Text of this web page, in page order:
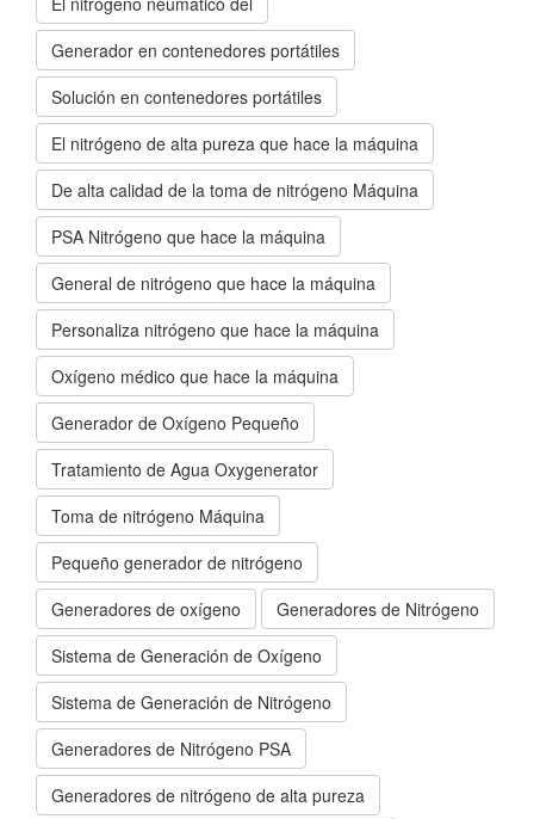
Generador en contenedores portátiles
Solución en contenedores portátiles
El nitrógeno de alta pureza que hace la máquina
De alta calidad de la toma de nitrógeno Máquina
PSA Nitrógeno que hace la máquina
General de nitrógeno que hace la máquina
Personaliza nitrógeno que hace la máquina
Oxígeno médico que hace la máquina
Generador de Oxígeno Pequeño
Tratamiento de Agua Oxygenerator
Toma de nitrógeno Máquina
Pequeño generador de nitrógeno
Generadores de oxígeno
Generadores de Nitrógeno
Sistema de Generación de Oxígeno
Sistema de Generación de Nitrógeno
Generadores de Nitrógeno PSA
Generadores de nitrógeno de alta pureza